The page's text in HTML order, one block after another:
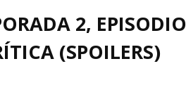
2, EPISODIO
(SPOILERS)